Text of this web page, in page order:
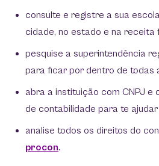
consulte e registre a sua
cidade, no estado e na receita
pesquise a superintendência
para ficar por dentro de todas
abra a instituição com CNPJ e
de contabilidade para te
analise todos os direitos do
procon.